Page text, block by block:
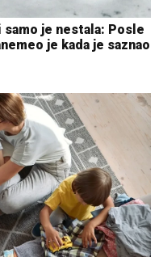
je nestala: Posle
je kada je saznao